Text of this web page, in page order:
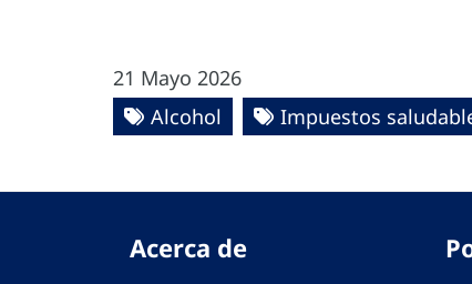
21 Mayo 2026
Alcohol
Impuestos
Acerca de